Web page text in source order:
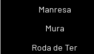
Manresa
Mura
Roda de Ter